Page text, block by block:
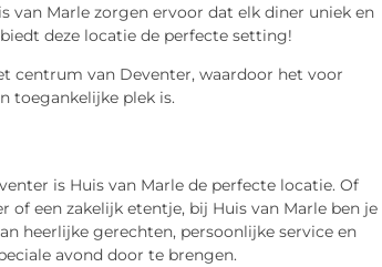
van Marle zorgen ervoor dat elk diner uniek en
deze locatie de perfecte setting!
centrum van Deventer, waardoor het voor
toegankelijke plek is.
is Huis van Marle de perfecte locatie. Of
een zakelijk etentje, bij Huis van Marle ben je
heerlijke gerechten, persoonlijke service en
avond door te brengen.